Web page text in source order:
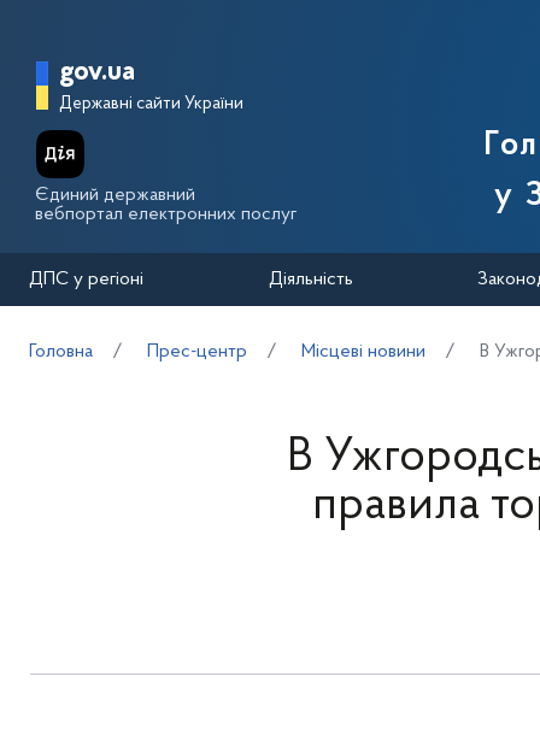
Головна сторінка Державної
gov.ua
Державні сайти України
Єдиний державний
вебпортал електронних послуг
у
ДПС у регіоні Діяльність
Головна Прес-центр Місцеві новини В
В
правила